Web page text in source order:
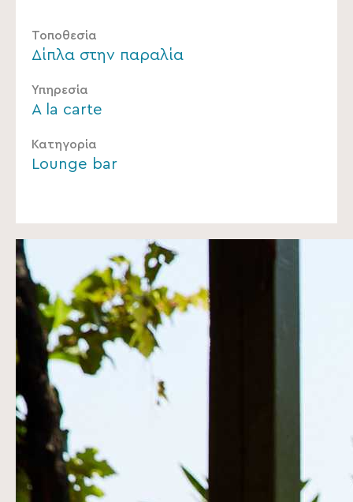
Τοποθεσία
Δίπλα στην παραλία
Υπηρεσία
A la carte
Κατηγορία
Lounge bar